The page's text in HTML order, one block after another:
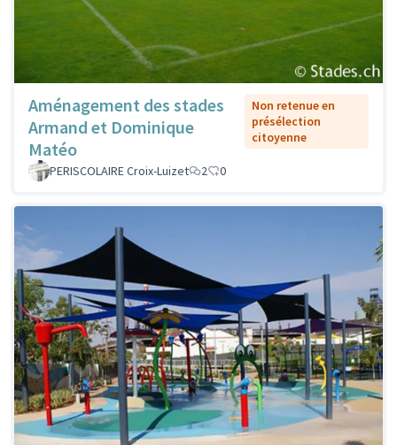
Aménagement des stades
Armand et Dominique
Matéo
Non retenue en
présélection
citoyenne
PERISCOLAIRE Croix-Luizet 2 0